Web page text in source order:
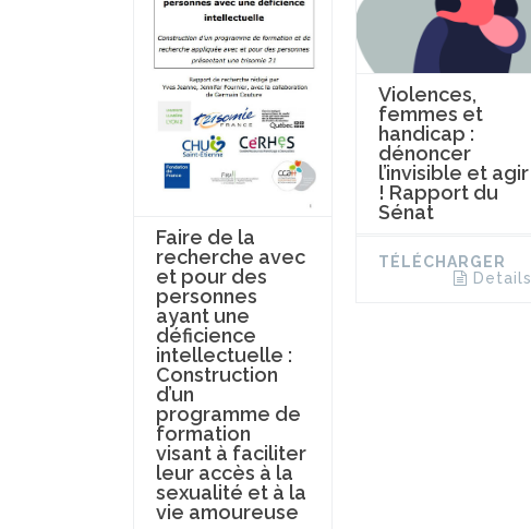
Faire de la
recherche avec
et pour des
personnes
ayant une
déficience
intellectuelle :
Construction
d’un
programme de
formation
visant à faciliter
leur accès à la
sexualité et à la
vie amoureuse
Violences,
femmes et
handicap :
dénoncer
l’invisible et agir
! Rapport du
Sénat
TÉLÉCHARGER
Details